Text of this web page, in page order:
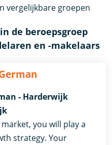
vergelijkbare groepen
de beroepsgroep
en -makelaars
- Harderwijk
you will play a
strategy. Your